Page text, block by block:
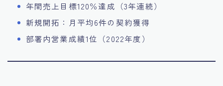
年間売上目標120％達成（3年連続）
新規開拓：月平均6件の契約獲得
部署内営業成績1位（2022年度）